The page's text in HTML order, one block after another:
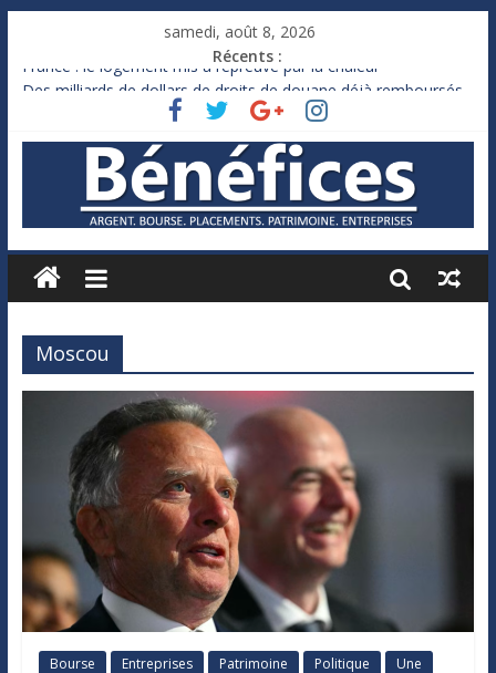
samedi, août 8, 2026
Récents :
France : le logement mis à l’épreuve par la chaleur
Des milliards de dollars de droits de douane déjà remboursés
Royaume-Uni : Andy Burnham recule sur l’impôt
Xavier Niel, le milliardaire qui ne touche presque rien
Ruée des fortunes russes vers l’étranger
Moscou
Bourse Entreprises Patrimoine Politique Une